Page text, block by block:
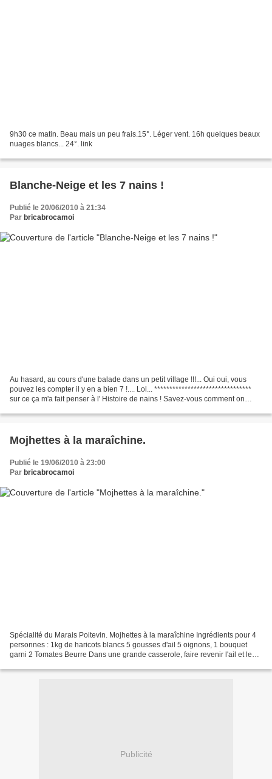
9h30 ce matin. Beau mais un peu frais.15°. Léger vent. 16h quelques beaux
nuages blancs... 24°. link
Blanche-Neige et les 7 nains !
Publié le 20/06/2010 à 21:34
Par bricabrocamoi
Au hasard, au cours d'une balade dans un petit village !!!... Oui oui, vous
pouvez les compter il y en a bien 7 !.... Lol... ********************************
sur ce ça m'a fait penser à l' Histoire de nains ! Savez-vous comment on
Mojhettes à la maraîchine.
Publié le 19/06/2010 à 23:00
Par bricabrocamoi
Spécialité du Marais Poitevin. Mojhettes à la maraîchine Ingrédients pour 4
personnes : 1kg de haricots blancs 5 gousses d'ail 5 oignons, 1 bouquet
garni 2 Tomates Beurre Dans une grande casserole, faire revenir l'ail et les
Publicité